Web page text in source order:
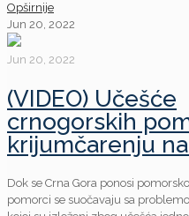
Opširnije
Jun 20, 2022
Jun 20, 2022
(VIDEO) Učešće
crnogorskih
krijumčarenju
Dok se Crna Gora ponosi
pomorci se suočavaju sa